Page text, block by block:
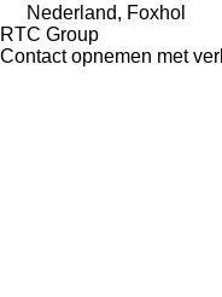
Nederland, Foxhol
RTC Group
Contact opnemen met